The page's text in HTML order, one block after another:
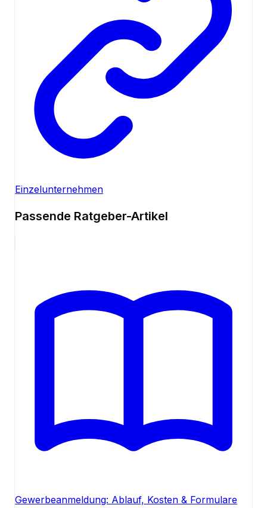
Einzelunternehmen
Passende Ratgeber-Artikel
Gewerbeanmeldung: Ablauf, Kosten & Formulare